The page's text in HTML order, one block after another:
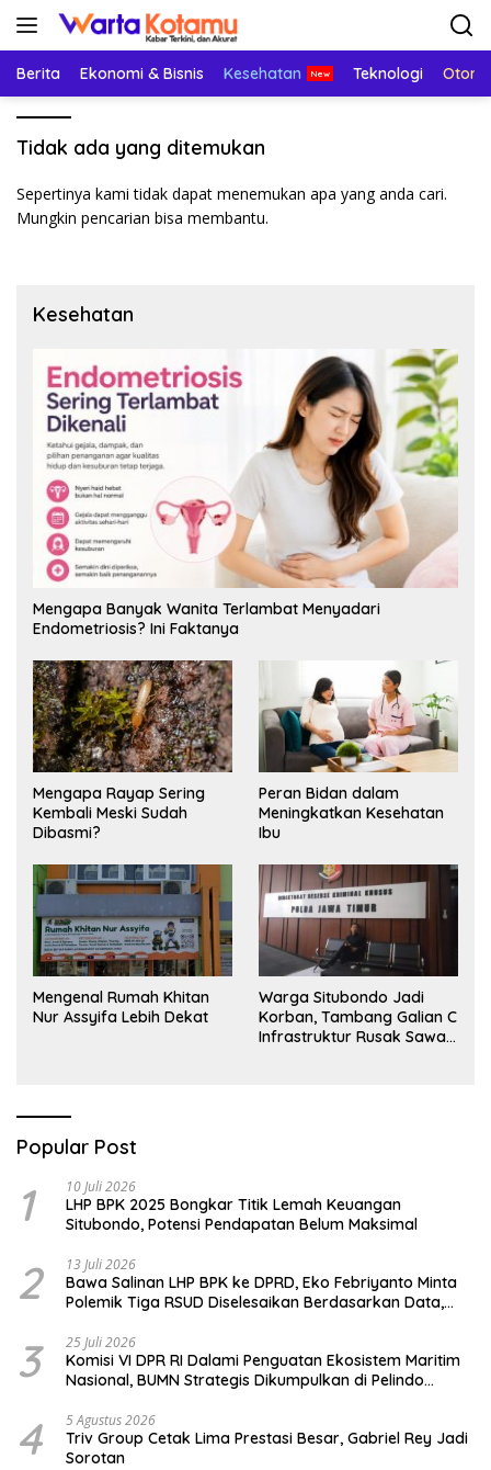
Langsung
Berita Ekonomi & Bisnis Kesehatan Teknologi
Tidak ada yang ditemukan
Sepertinya kami tidak dapat menemukan apa yang anda cari.
Mungkin pencarian bisa membantu.
Kesehatan
Mengapa Banyak Wanita Terlambat Menyadari
Endometriosis? Ini Faktanya
Mengapa Rayap Sering
Kembali Meski Sudah
Dibasmi?
Peran Bidan dalam
Meningkatkan Kesehatan
Ibu
Mengenal Rumah Khitan
Nur Assyifa Lebih Dekat
Warga Situbondo Jadi
Korban, Tambang Galian C
Infrastruktur Rusak Sawah
Popular Post
1 10 Juli 2026
LHP BPK 2025 Bongkar Titik Lemah Keuangan
Situbondo, Potensi Pendapatan Belum Maksimal
2 13 Juli 2026
Bawa Salinan LHP BPK ke DPRD, Eko Febriyanto Minta
Polemik Tiga RSUD Diselesaikan Berdasarkan Data,
3 25 Juli 2026
Komisi VI DPR RI Dalami Penguatan Ekosistem Maritim
Nasional, BUMN Strategis Dikumpulkan di Pelindo
4 5 Agustus 2026
Triv Group Cetak Lima Prestasi Besar, Gabriel Rey Jadi
Sorotan